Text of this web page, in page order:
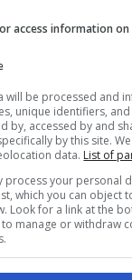
è
Trenta,
la pioggia,
di oggi,
ingalleria
Il rosa
access information on
will be processed and
unique identifiers,
by, accessed by and
by this site.
data. List of
process your personal
which you can object
Look for a link at the
manage or withdraw